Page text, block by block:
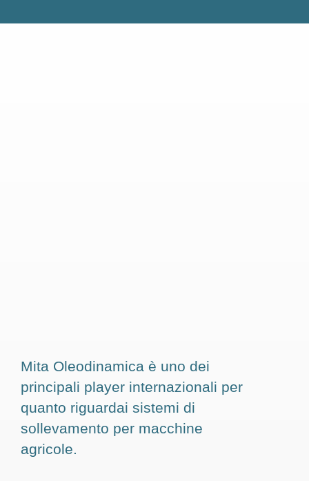
Mita Oleodinamica è uno dei
principali player internazionali per
quanto riguardai sistemi di
sollevamento per macchine
agricole.